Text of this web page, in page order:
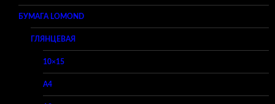
БУМАГА LOMOND
ГЛЯНЦЕВАЯ
10×15
A4